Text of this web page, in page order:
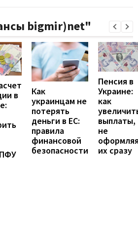
bigmir)net"
в
Как
украинцам не
потерять
деньги в ЕС:
правила
финансовой
безопасности
Пенсия в
Украине:
как
выплаты,
не
их сразу